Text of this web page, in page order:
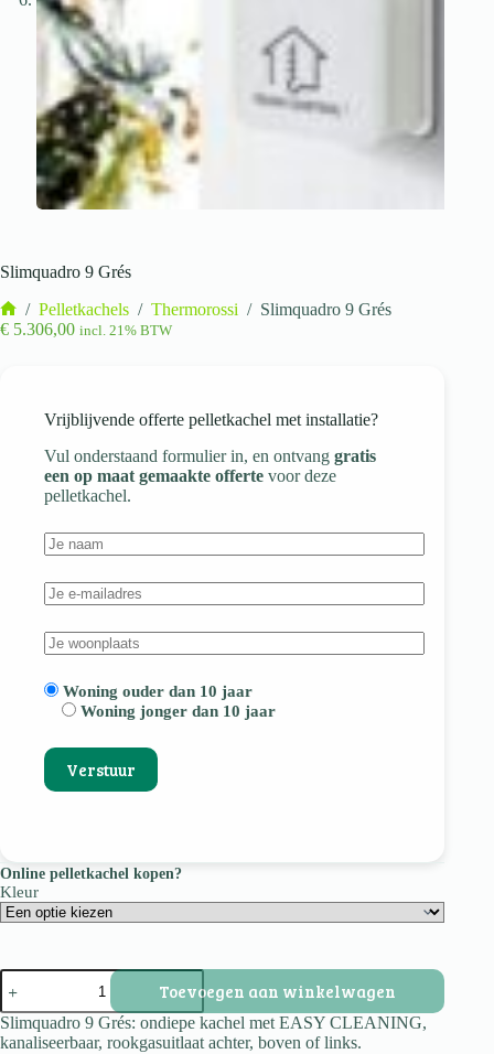
Slimquadro 9 Grés
Home
/ Pelletkachels / Thermorossi / Slimquadro 9 Grés
€ 5.306,00 incl. 21% BTW
Vrijblijvende offerte pelletkachel met installatie?
Vul onderstaand formulier in, en ontvang gratis
een op maat gemaakte offerte voor deze
pelletkachel.
Woning ouder dan 10 jaar
Woning jonger dan 10 jaar
Online pelletkachel kopen?
Kleur
Slimquadro
Grés
aantal
Toevoegen aan winkelwagen
Slimquadro 9 Grés: ondiepe kachel met EASY CLEANING,
kanaliseerbaar, rookgasuitlaat achter, boven of links.